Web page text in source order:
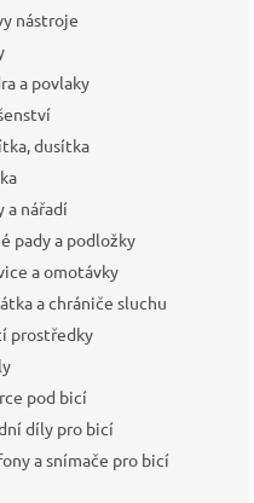
nástroje
a povlaky
dusítka
a nářadí
pady a podložky
a omotávky
a chrániče sluchu
prostředky
pod bicí
díly pro bicí
a snímače pro bicí